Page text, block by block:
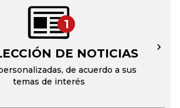
1
DE NOTICIAS
de acuerdo a sus
temas de interés
→